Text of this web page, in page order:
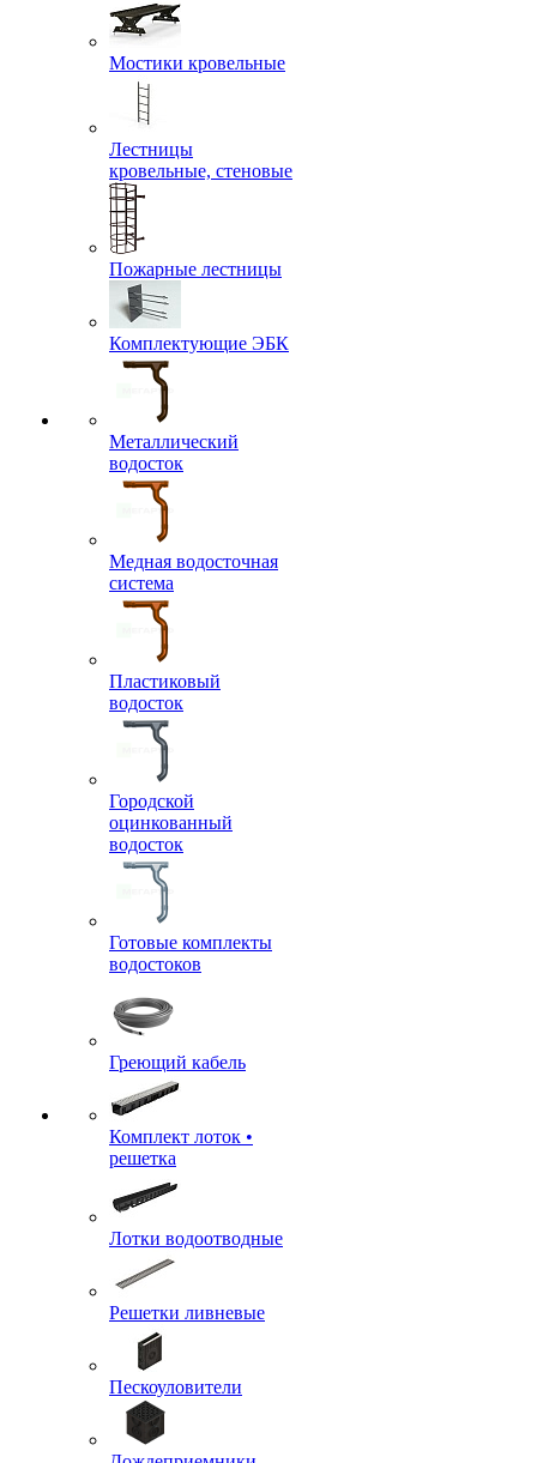
Мостики кровельные
Лестницы
кровельные, стеновые
Пожарные лестницы
Комплектующие ЭБК
Металлический
водосток
Медная водосточная
система
Пластиковый
водосток
Городской
оцинкованный
водосток
Готовые комплекты
водостоков
Греющий кабель
Комплект лоток •
решетка
Лотки водоотводные
Решетки ливневые
Пескоуловители